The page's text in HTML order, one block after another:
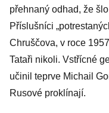
přehnaný odhad, že
Příslušníci
Chruščova, v roce
Tataři nikoli. Vstřícné
učinil teprve Michail
Rusové proklínají.